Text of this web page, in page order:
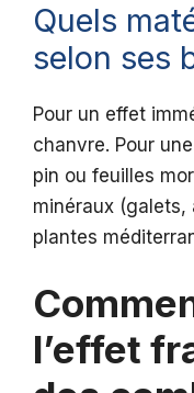
Quels
selon ses
Pour un effet
chanvre. Pour
pin ou feuilles
minéraux
plantes
l’effet